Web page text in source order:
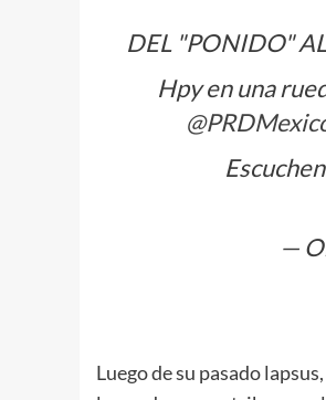
DEL "PONIDO"
Hpy en una
—
Luego de su pasado